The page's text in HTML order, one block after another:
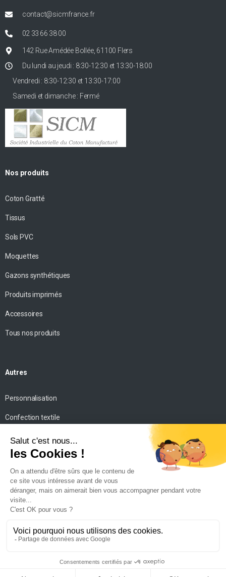
contact@sicmfrance.fr
02 33 66 38 00
142 Rue Amédée Bollée, 61100 Flers
Du lundi au jeudi : 8:30-12:30 et 13:30-18:00
Vendredi : 8:30-12:30 et 13:30-17:00
Samedi et dimanche : Fermé
Nos produits
Coton Gratté
Tissus
Sols PVC
Moquettes
Gazons synthétiques
Produits imprimés
Accessoires
Tous nos produits
Autres
Personnalisation
Confection textile
Impression personnalisée
Mise en scène
Conseils
Contact
confidentialité